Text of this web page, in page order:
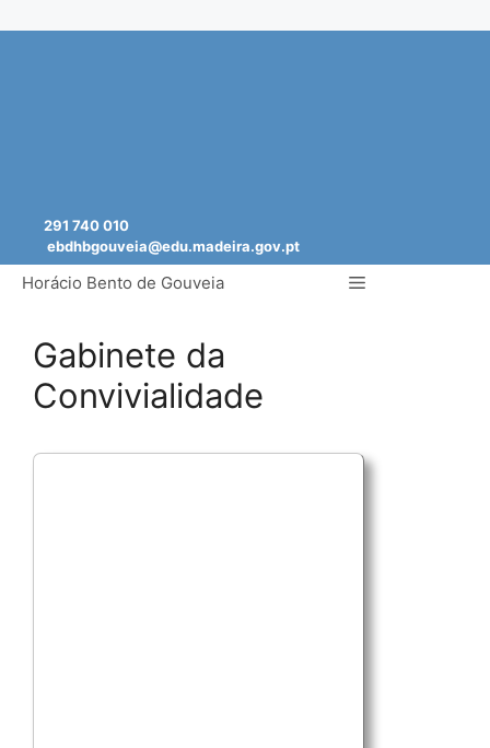
291 740 010
ebdhbgouveia@edu.madeira.gov.pt
Horácio Bento de Gouveia Menu
Gabinete da
Convivialidade